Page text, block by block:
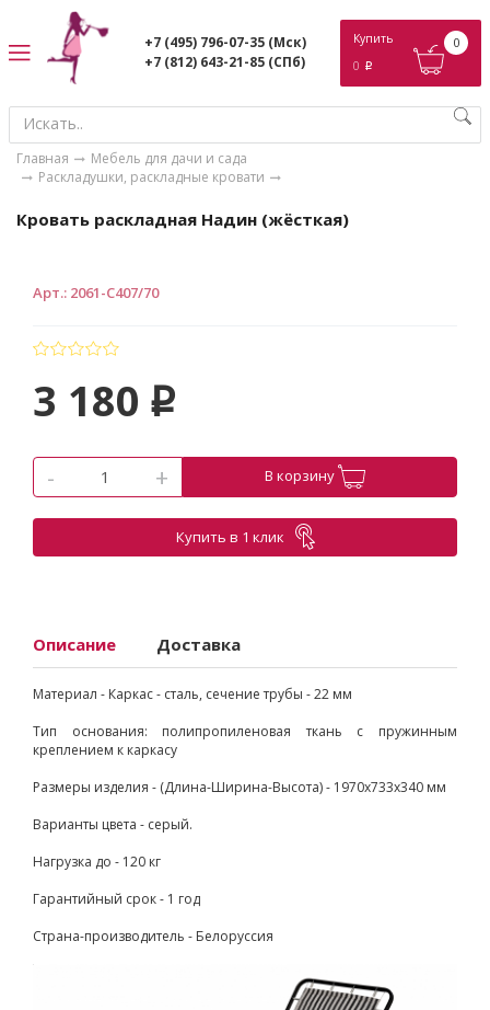
+7 (495) 796-07-35 (Мск)
+7 (812) 643-21-85 (СПб)
Купить
0 p
0
Главная
Мебель для дачи и сада
Раскладушки, раскладные кровати
Кровать раскладная Надин (жёсткая)
Арт.: 2061-С407/70
3 180 p
- + В корзину
Купить в 1 клик
Описание Доставка
Материал - Каркас - сталь, сечение трубы - 22 мм
Тип основания: полипропиленовая ткань с пружинным
креплением к каркасу
Размеры изделия - (Длина-Ширина-Высота) - 1970х733х340 мм
Варианты цвета - серый.
Нагрузка до - 120 кг
Гарантийный срок - 1 год
Страна-производитель - Белоруссия